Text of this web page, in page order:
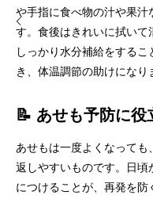
や手指に食べ物の汁や果汁
す。食後はきれいに拭いて
しっかり水分補給をする
き、体温調節の助けになり
📝 あせも予防に
あせもは一度よくなっても
返しやすいものです。日
につけることが、再発を防